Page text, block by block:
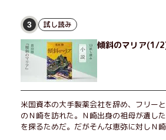
3 試し読み
傾斜のマリア(1/
米国資本の大手製薬会社を辞め、フリー
のＮ崎を訪れた。Ｎ崎出身の祖母が遺し
を探るためだ。だがそんな恵弥に対しＮ